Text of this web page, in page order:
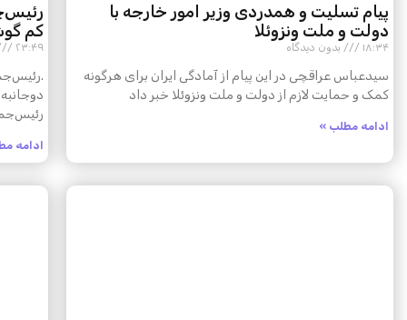
پیام تسلیت و همدردی وزیر امور خارجه با
دولت و ملت ونزوئلا
۱۸:۳۴ بدون دیدگاه
سیدعباس عراقچی در این پیام از آمادگی ایران برای هرگونه
کمک و حمایت لازم از دولت و ملت ونزوئلا خبر داد
ادامه مطلب »
کم
۲۳:۴۹
ادامه